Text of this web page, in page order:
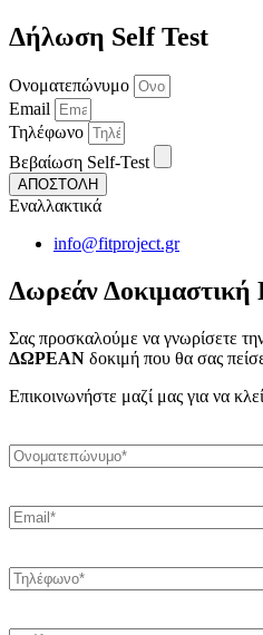
Δήλωση Self Test
Ονοματεπώνυμο
Email
Τηλέφωνο
Βεβαίωση Self-Test
ΑΠΟΣΤΟΛΗ
Εναλλακτικά
info@fitproject.gr
Δωρεάν
Σας προσκαλούμε να γνωρίσετε
ΔΩΡΕΑΝ δοκιμή που θα σας
Επικοινωνήστε μαζί μας για να